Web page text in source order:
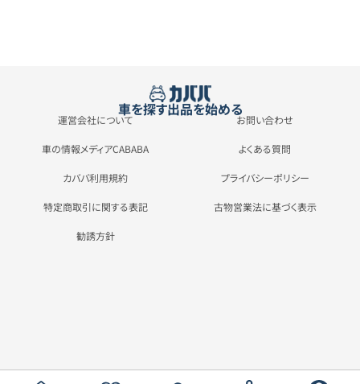
車を探す出品を始める
運営会社について お問い合わせ
車の情報メディアCABABA よくある質問
カババ利用規約 プライバシーポリシー
特定商取引に関する表記 古物営業法に基づく表示
勧誘方針